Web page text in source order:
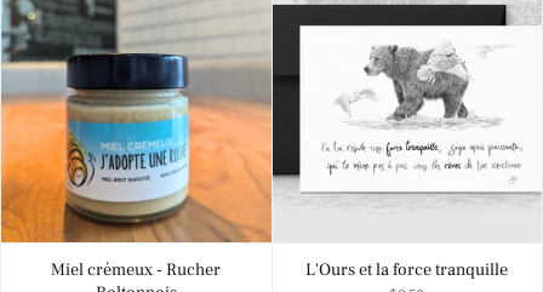
Miel crémeux - Rucher
L'Ours et la force tranquille